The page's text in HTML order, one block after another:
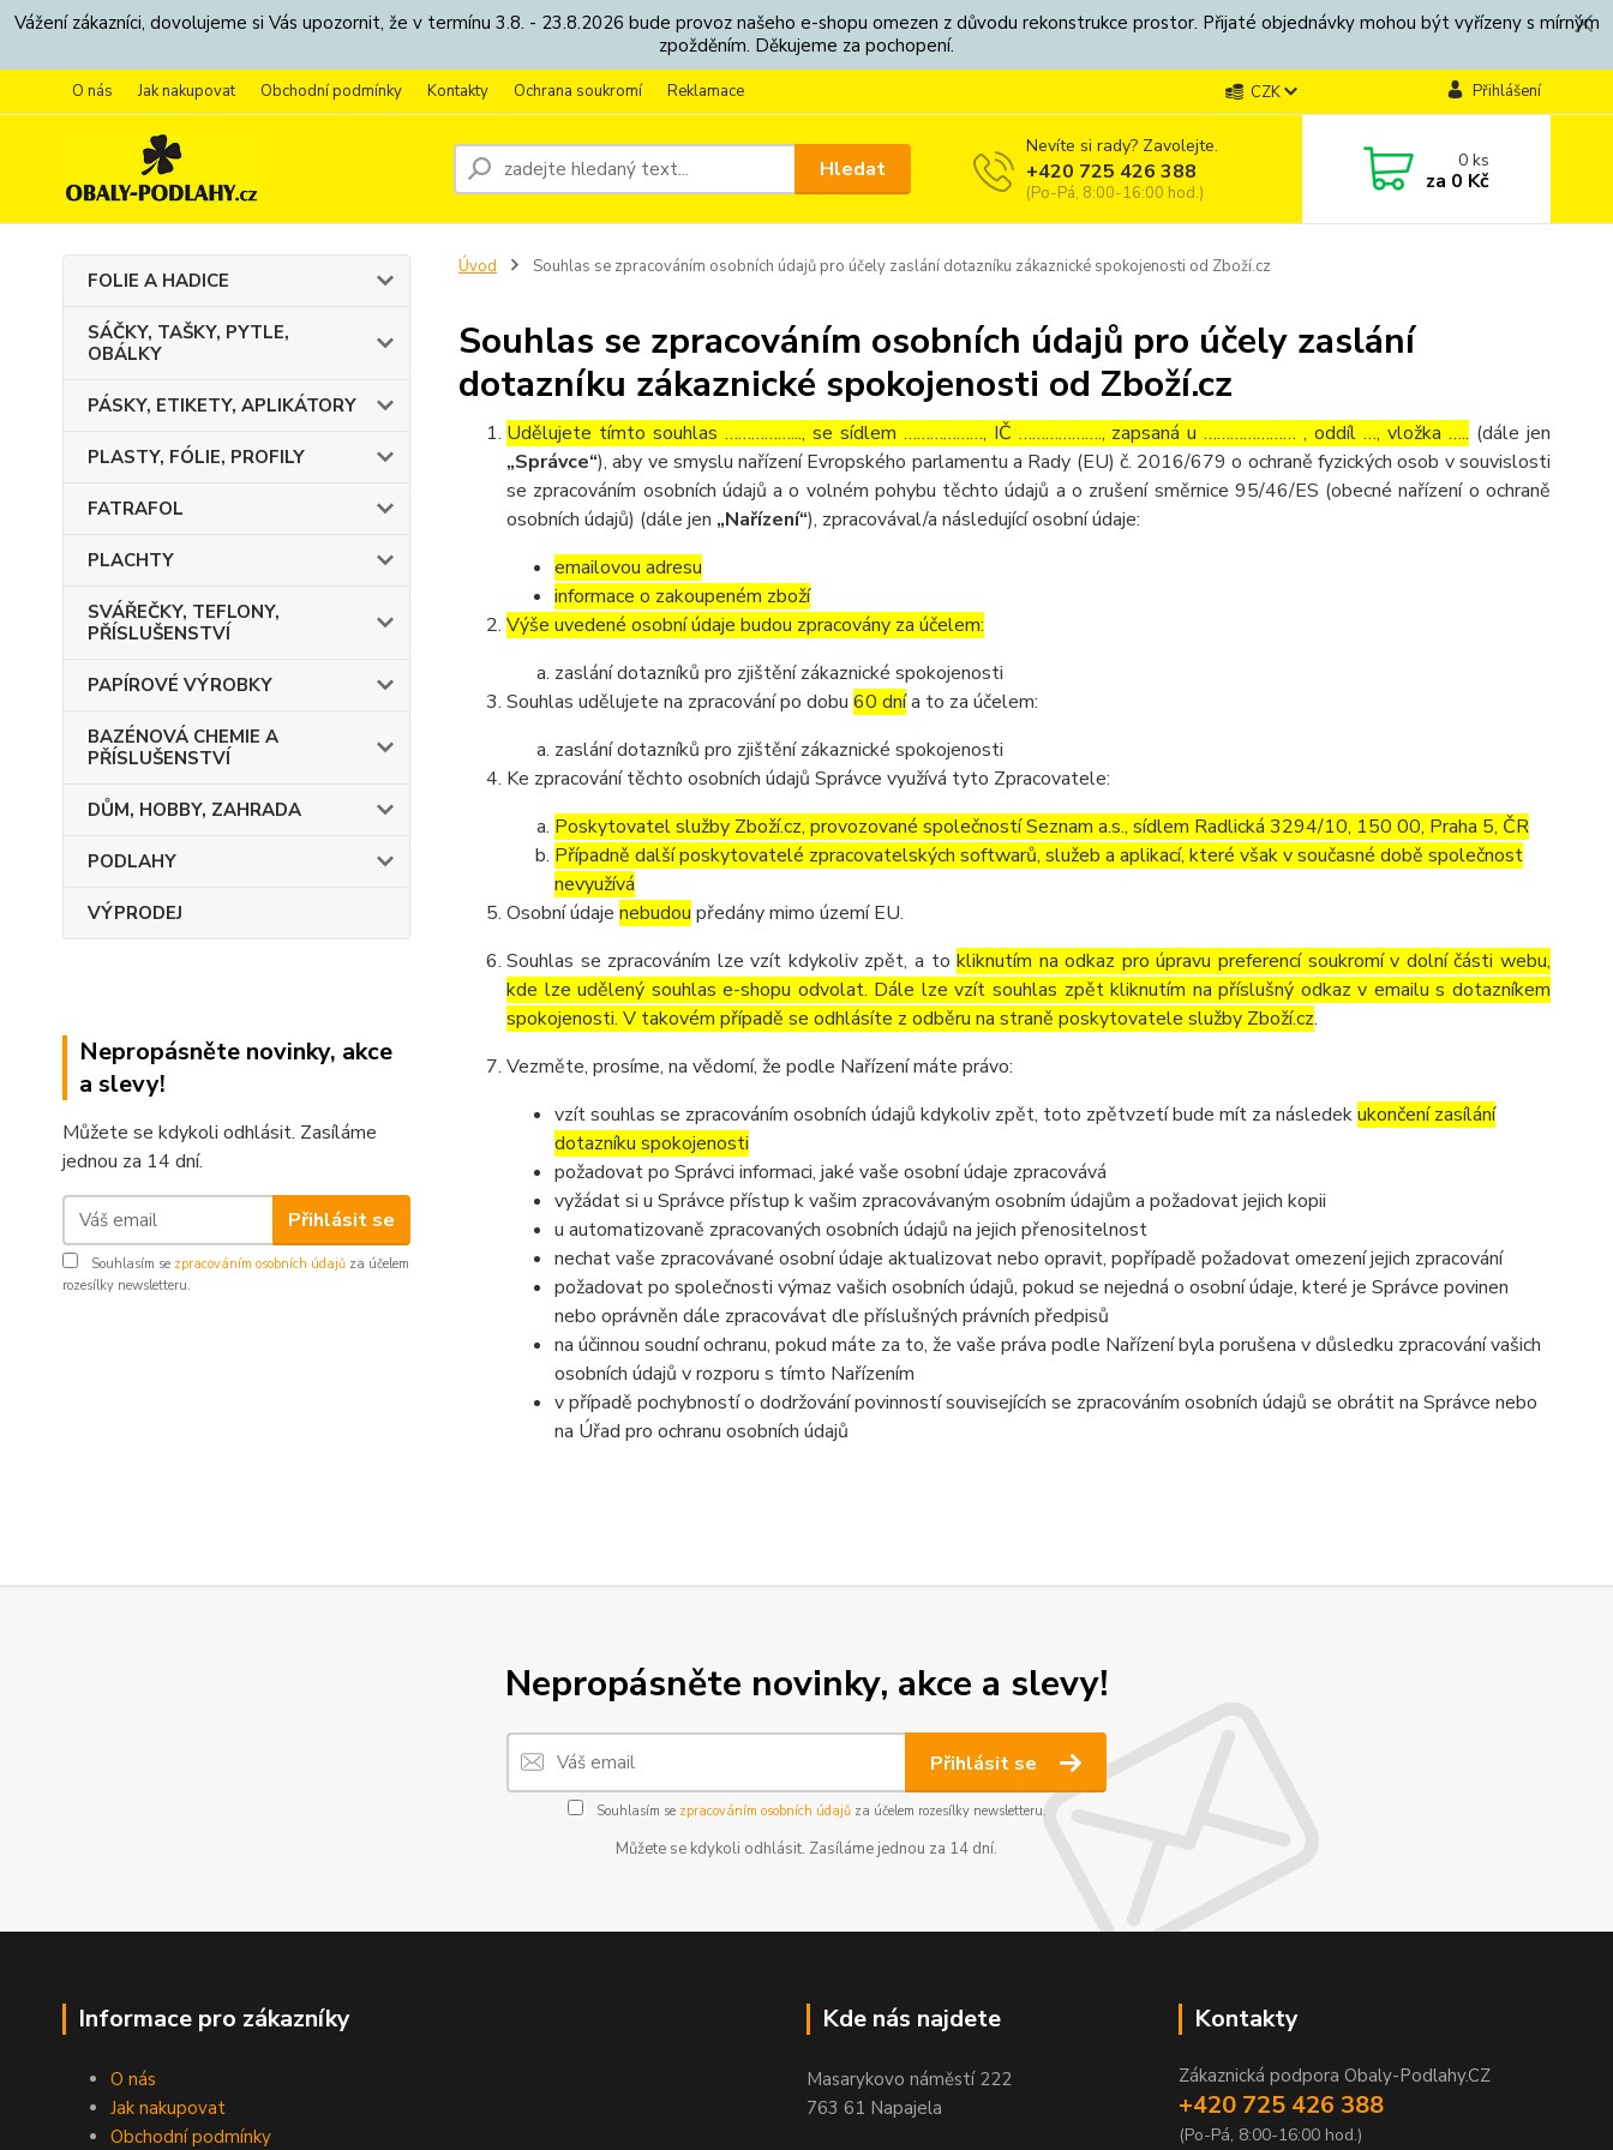
Vážení zákazníci, dovolujeme si Vás upozornit, že v termínu 3.8. - 23.8.2026 bude provoz našeho e-shopu omezen z důvodu rekonstrukce prostor. Přijaté objednávky mohou být vyřízeny s mírným
zpožděním. Děkujeme za pochopení.
O nás Jak nakupovat Obchodní podmínky Kontakty Ochrana soukromí Reklamace CZK Přihlášení
Hledat
Nevíte si rady? Zavolejte.
+420 725 426 388
(Po-Pá, 8:00-16:00 hod.)
0ks
za 0 Kč
FOLIE A HADICE
SÁČKY, TAŠKY, PYTLE,
OBÁLKY
PÁSKY, ETIKETY, APLIKÁTORY
PLASTY, FÓLIE, PROFILY
FATRAFOL
PLACHTY
SVÁŘEČKY, TEFLONY,
PŘÍSLUŠENSTVÍ
PAPÍROVÉ VÝROBKY
BAZÉNOVÁ CHEMIE A
PŘÍSLUŠENSTVÍ
DŮM, HOBBY, ZAHRADA
PODLAHY
VÝPRODEJ
Nepropásněte novinky, akce
a slevy!
Můžete se kdykoli odhlásit. Zasíláme
jednou za 14 dní.
Přihlásit se
Souhlasím se zpracováním osobních údajů za účelem
rozesílky newsletteru.
Úvod Souhlas se zpracováním osobních údajů pro účely zaslání dotazníku zákaznické spokojenosti od Zboží.cz
Souhlas se zpracováním osobních údajů pro účely zaslání
dotazníku zákaznické spokojenosti od Zboží.cz
Udělujete tímto souhlas ……………..., se sídlem ………………, IČ ………………., zapsaná u ………………… , oddíl …, vložka ….. (dále jen
„Správce“), aby ve smyslu nařízení Evropského parlamentu a Rady (EU) č. 2016/679 o ochraně fyzických osob v souvislosti
se zpracováním osobních údajů a o volném pohybu těchto údajů a o zrušení směrnice 95/46/ES (obecné nařízení o ochraně
osobních údajů) (dále jen „Nařízení“), zpracovával/a následující osobní údaje:
emailovou adresu
informace o zakoupeném zboží
Výše uvedené osobní údaje budou zpracovány za účelem:
zaslání dotazníků pro zjištění zákaznické spokojenosti
Souhlas udělujete na zpracování po dobu 60 dnía to za účelem:
zaslání dotazníků pro zjištění zákaznické spokojenosti
Ke zpracování těchto osobních údajů Správce využívá tyto Zpracovatele:
Poskytovatel služby Zboží.cz, provozované společností Seznam a.s., sídlem Radlická 3294/10, 150 00, Praha 5, ČR
Případně další poskytovatelé zpracovatelských softwarů, služeb a aplikací, které však v současné době společnost
nevyužívá
Osobní údaje nebudou předány mimo území EU.
Souhlas se zpracováním lze vzít kdykoliv zpět, a tokliknutím na odkaz pro úpravu preferencí soukromí v dolní části webu,
kde lze udělený souhlas e-shopu odvolat. Dále lze vzít souhlas zpět kliknutím na příslušný odkaz v emailu s dotazníkem
spokojenosti. V takovém případě se odhlásíte z odběru na straně poskytovatele služby Zboží.cz.
Vezměte, prosíme, na vědomí, že podle Nařízení máte právo:
vzít souhlas se zpracováním osobních údajů kdykoliv zpět, toto zpětvzetí bude mít za následekukončení zasílání
dotazníku spokojenosti
požadovat po Správci informaci, jaké vaše osobní údaje zpracovává
vyžádat si u Správce přístup k vašim zpracovávaným osobním údajům a požadovat jejich kopii
u automatizovaně zpracovaných osobních údajů na jejich přenositelnost
nechat vaše zpracovávané osobní údaje aktualizovat nebo opravit, popřípadě požadovat omezení jejich zpracování
požadovat po společnosti výmaz vašich osobních údajů, pokud se nejedná o osobní údaje, které je Správce povinen
nebo oprávněn dále zpracovávat dle příslušných právních předpisů
na účinnou soudní ochranu, pokud máte za to, že vaše práva podle Nařízení byla porušena v důsledku zpracování vašich
osobních údajů v rozporu s tímto Nařízením
v případě pochybností o dodržování povinností souvisejících se zpracováním osobních údajů se obrátit na Správce nebo
na Úřad pro ochranu osobních údajů
Nepropásněte novinky, akce a slevy!
Přihlásit se
Souhlasím se zpracováním osobních údajůza účelem rozesílky newsletteru.
Můžete se kdykoli odhlásit. Zasíláme jednou za 14 dní.
Informace pro zákazníky
O nás
Jak nakupovat
Obchodní podmínky
Kde nás najdete
Masarykovo náměstí 222
763 61 Napajela
Kontakty
Zákaznická podpora Obaly-Podlahy.CZ
+420 725 426 388
(Po-Pá, 8:00-16:00 hod.)